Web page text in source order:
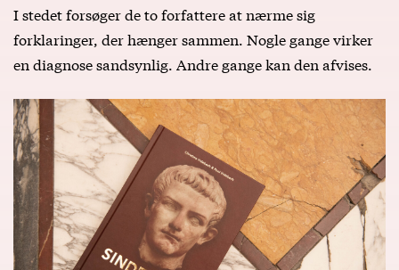
I stedet forsøger de to forfattere at nærme sig
forklaringer, der hænger sammen. Nogle gange virker
en diagnose sandsynlig. Andre gange kan den afvises.